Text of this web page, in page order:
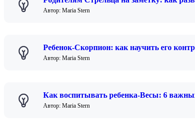
Автор: Maria Stern
Ребенок-Скорпион: как научить его
Автор: Maria Stern
Как воспитывать ребенка-Весы: 6
Автор: Maria Stern